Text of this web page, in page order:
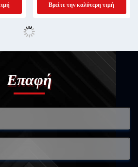
Βρείτε την καλύτερη τιμή
Επαφή